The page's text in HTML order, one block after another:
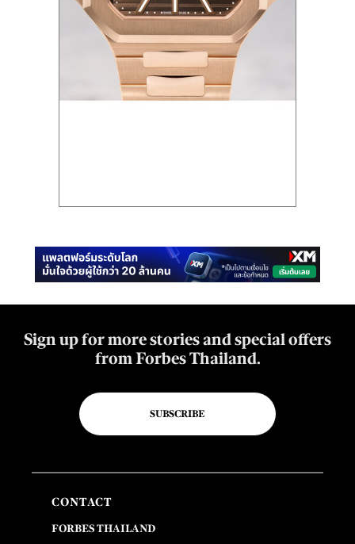
Sign up for more stories and special offers
from Forbes Thailand.
SUBSCRIBE
CONTACT
FORBES THAILAND